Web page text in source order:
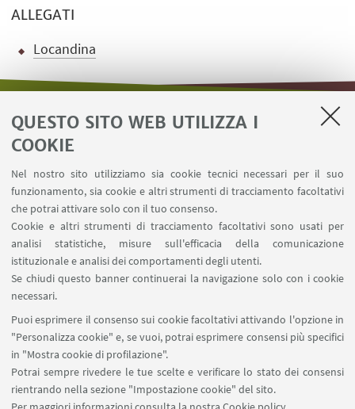
QUESTO SITO WEB UTILIZZA I
COOKIE
Nel nostro sito utilizziamo sia cookie tecnici necessari per il suo
funzionamento, sia cookie e altri strumenti di tracciamento facoltativi
che potrai attivare solo con il tuo consenso.
Cookie e altri strumenti di tracciamento facoltativi sono usati per
analisi statistiche, misure sull'efficacia della comunicazione
istituzionale e analisi dei comportamenti degli utenti.
Se chiudi questo banner continuerai la navigazione solo con i cookie
necessari.
Puoi esprimere il consenso sui cookie facoltativi attivando l'opzione in
"Personalizza cookie" e, se vuoi, potrai esprimere consensi più specifici
in "Mostra cookie di profilazione".
Potrai sempre rivedere le tue scelte e verificare lo stato dei consensi
rientrando nella sezione "Impostazione cookie" del sito.
ALLEGATI
Locandina
LINK UTILI
Contatti
Carta dei servizi
SEGUI IL DIPARTIMENTO SU:
SEGUI UNIBO SU:
APP: